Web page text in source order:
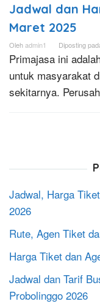
Jadwal dan
Maret 2025
Olehadmin1 Diposting
Primajasa ini
untuk masyarakat
sekitarnya.
Jadwal, Harga
2026
Rute, Agen Tiket
Harga Tiket dan
Jadwal dan Tarif
Probolinggo 2026